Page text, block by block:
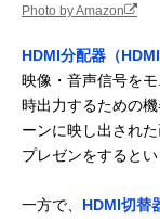
Photo by Amazon
HDMI分配器（
映像・音声信号を
時出力するための
ーンに映し出され
プレゼンをすると
一方で、 HDMI切替